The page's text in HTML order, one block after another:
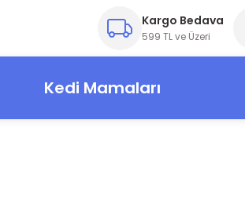
Kargo Bedava
599 TL ve Üzeri
Kedi Mamaları